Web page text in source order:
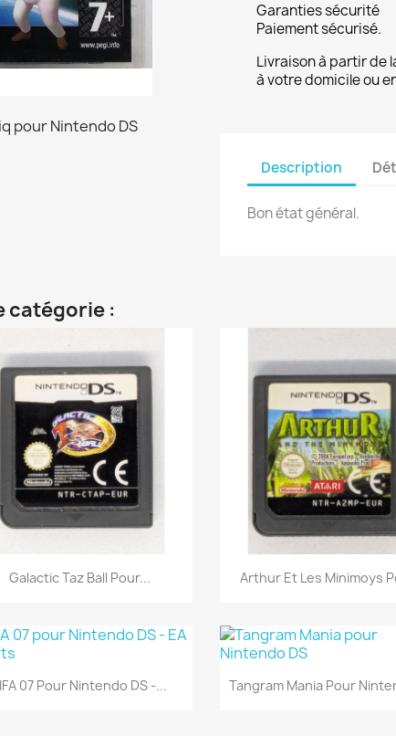
Garanties sécurité
Paiement sécurisé.
Livraison à partir de
à votre domicile ou
Description
Bon état général.
catégorie :
Aperçu rapide
Galactic Taz Ball Pour... Aperçu rapide
Arthur Et Les Minimoys
Aperçu rapide
07 Pour Nintendo DS -... Aperçu rapide
Tangram Mania Pour